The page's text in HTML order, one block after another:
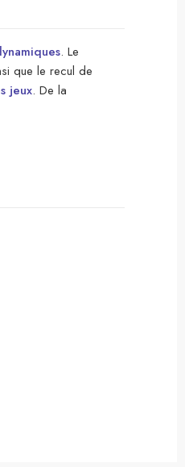
. Le
que le recul de
jeux. De la